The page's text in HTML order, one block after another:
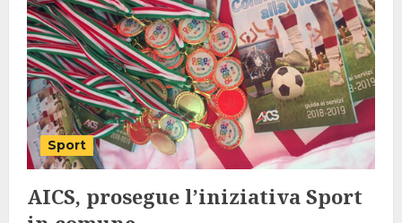
Sport
AICS, prosegue l’iniziativa Sport